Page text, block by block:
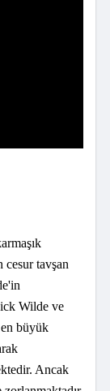
cesur tavşan
Wilde ve
büyük
Ancak